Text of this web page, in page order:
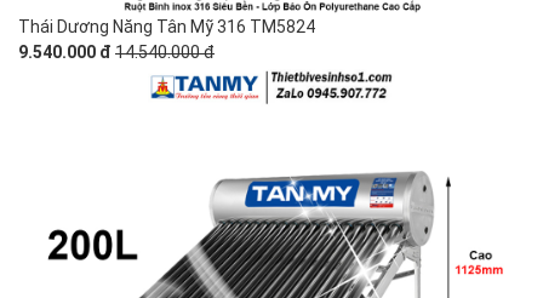
Thái Dương Năng Tân Mỹ 316 TM5824
9.540.000 đ 14.540.000 đ